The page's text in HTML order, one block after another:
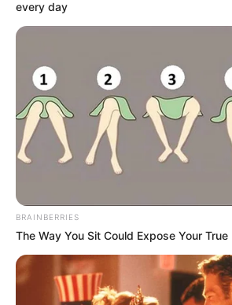
Дружина екс-митник і
дипломат: стали
подробиці у справі
контрабанди на 100
Адвокатом компанії ТзОВ “Амаркорд
належить партія елітних гаджетів
затриманих минулого року на КПП
дружина директора цієї ж фірми
every day
BRAINBERRIES
The Way You Sit Could Expose Your